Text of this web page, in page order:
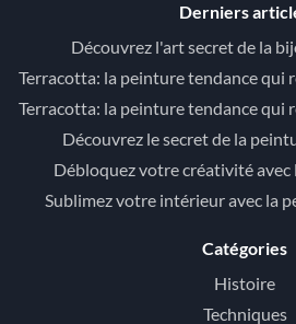
Derniers
Découvrez l'art secret de la
Terracotta: la peinture tendance qui
Terracotta: la peinture tendance qui
Découvrez le secret de la
Débloquez votre créativité
Sublimez votre intérieur avec la
Catégories
Histoire
Techniques